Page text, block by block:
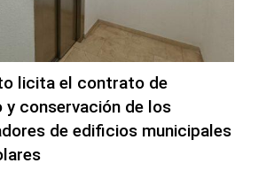
del Campo de Gibraltar renuevan
Ojo si vas a Santa Bárbara
José, fuegos artificiales y música
licita el contrato de
y conservación de los
de edificios municipales